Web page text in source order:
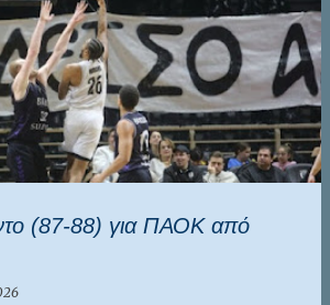
(87-88) για ΠΑΟΚ από